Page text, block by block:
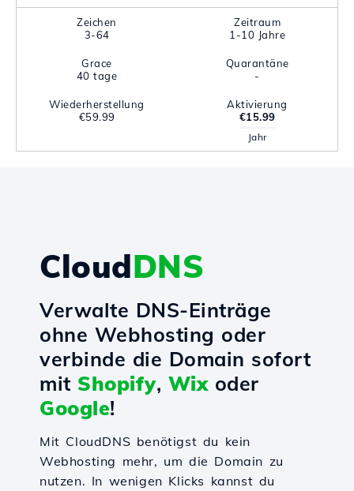
Zeichen
3-64
Zeitraum
1-10 Jahre
Grace
40 tage
Quarantäne
-
Wiederherstellung
€59.99
Aktivierung
€15.99
Jahr
CloudDNS
Verwalte DNS-Einträge
ohne Webhosting oder
verbinde die Domain sofort
mit Shopify, Wixoder
Google!
Mit CloudDNS benötigst du kein
Webhosting mehr, um die Domain zu
nutzen. In wenigen Klicks kannst du